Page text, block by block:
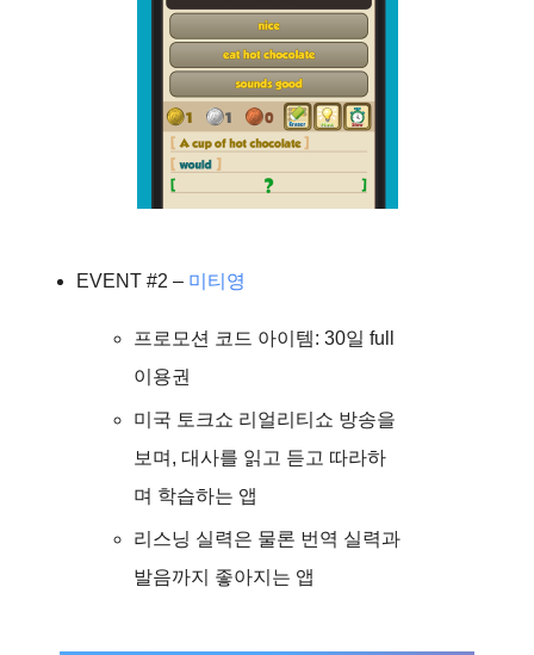
EVENT #2 – 미티영
프로모션 코드 아이템: 30일 full
이용권
미국 토크쇼 리얼리티쇼 방송을
보며, 대사를 읽고 듣고 따라하
며 학습하는 앱
리스닝 실력은 물론 번역 실력과
발음까지 좋아지는 앱